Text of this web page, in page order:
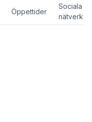
Öppettider
Sociala
nätverk